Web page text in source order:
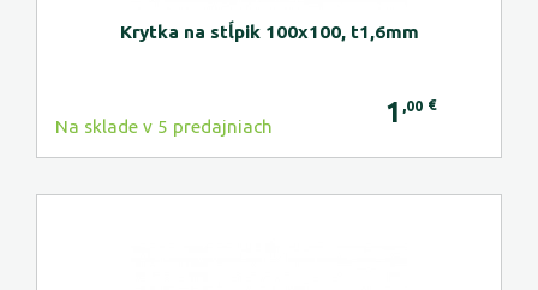
Krytka na stĺpik 100x100, t1,6mm
Na sklade v 5 predajniach 1 ,00 €